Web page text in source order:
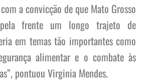
a convicção de que Mato Grosso
frente um longo trajeto de
em temas tão importantes como
alimentar e o combate às
pontuou Virginia Mendes.